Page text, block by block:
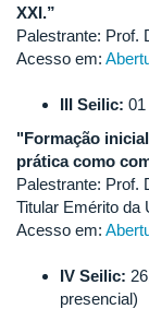
XXI.”
Palestrante: Prof.
Acesso em:
III Seilic: 01
"Formação
prática como
Palestrante: Prof.
Titular Emérito da
Acesso em:
IV Seilic:
presencial)